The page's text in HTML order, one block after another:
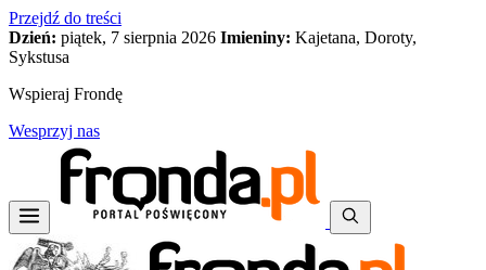
Przejdź do treści
Dzień: piątek, 7 sierpnia 2026 Imieniny: Kajetana, Doroty,
Sykstusa
Wspieraj Frondę
Wesprzyj nas